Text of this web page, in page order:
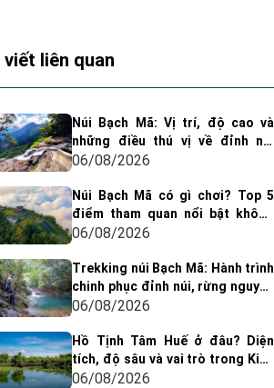
viết liên quan
Núi Bạch Mã: Vị trí, độ cao và
những điều thú vị về đỉnh núi
huyền thoại xứ Huế
06/08/2026
Núi Bạch Mã có gì chơi? Top 5
điểm tham quan nổi bật không
thể bỏ qua
06/08/2026
Trekking núi Bạch Mã: Hành trình
chinh phục đỉnh núi, rừng nguyên
sinh & thác nước tuyệt đẹp
06/08/2026
Hồ Tịnh Tâm Huế ở đâu? Diện
tích, độ sâu và vai trò trong Kinh
thành Huế xưa
06/08/2026